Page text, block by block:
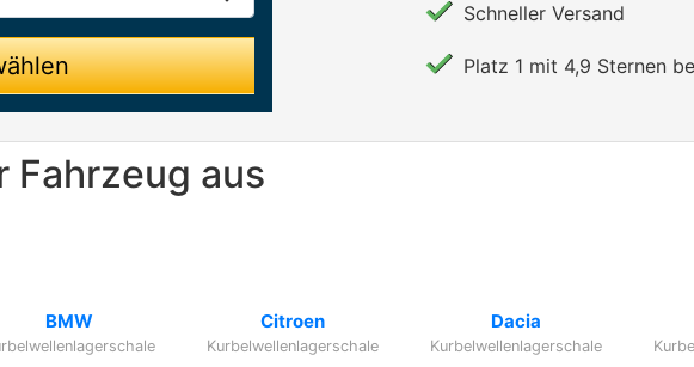
Schneller Versand
Platz 1 mit 4,9 Sternen
Fahrzeug aus
BMW Citroen
Kurbelwellenlagerschale
Dacia
Kurbelwellenlagerschale